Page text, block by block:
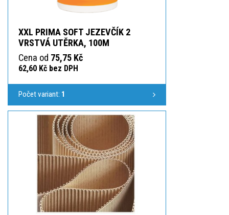
XXL PRIMA SOFT JEZEVČÍK 2
VRSTVÁ UTĚRKA, 100M
Cena od 75,75 Kč
62,60 Kč bez DPH
Počet variant: 1